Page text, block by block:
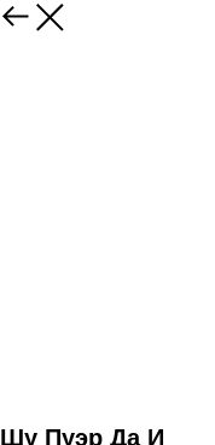
Шу Пуэр Да И